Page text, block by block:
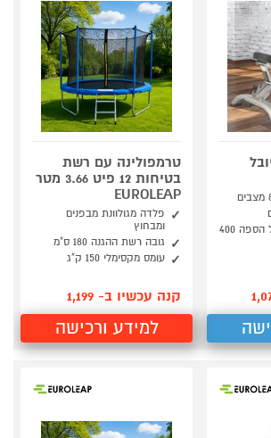
מקסימום משקל על הספה 400
טרמפולינה עם רשת
בטיחות 12 פיט 3.66 מטר
EUROLEAP
פלדה מגולוונת מבפנים
ומבחוץ
גובה רשת ההגנה 180 ס"מ
עומס מקסימלי 150 ק"ג
קנה עכשיו ב- 1,199
למידע ורכישה